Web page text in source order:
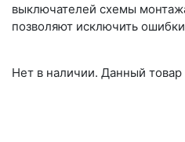
выключателей схемы
позволяют исключить
Нет в наличии. Данный товар